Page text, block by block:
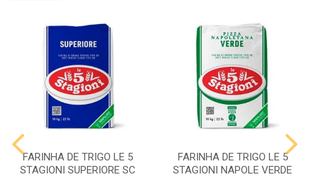
FARINHA DE TRIGO LE 5
STAGIONI SUPERIORE SC
FARINHA DE TRIGO LE 5
STAGIONI NAPOLE VERDE